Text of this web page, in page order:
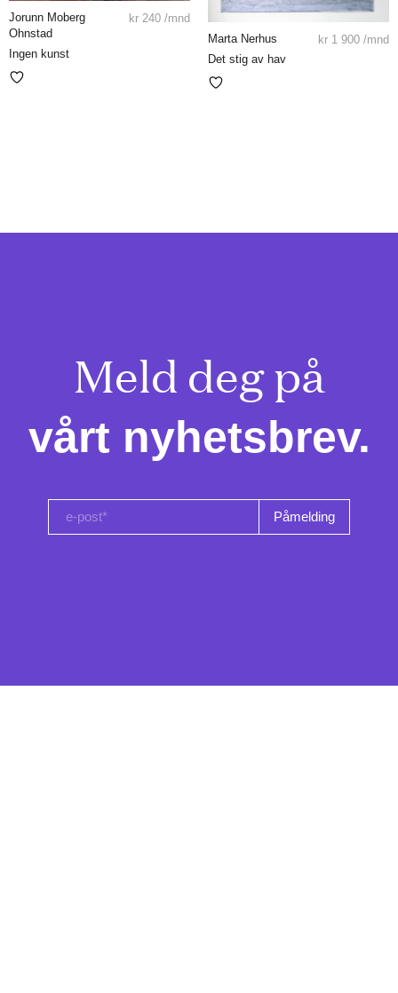
Jorunn Moberg
Ohnstad
Ingen kunst
kr 240 /mnd
Marta Nerhus
Det stig av hav
kr 1 900 /mnd
Meld deg på
vårt nyhetsbrev.
e-post*